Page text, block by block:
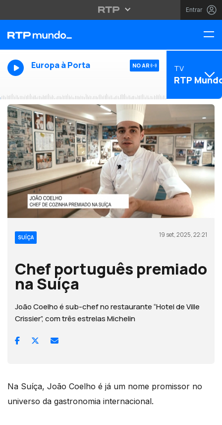
Entrar
Europa à Porta NO AR TV
RTP
SUÍÇA 19 set, 2025, 22:21
Chef português premiado
na Suíça
João Coelho é sub-chef no restaurante “Hotel de Ville
Crissier”, com três estrelas Michelin
Na Suíça, João Coelho é já um nome promissor no
universo da gastronomia internacional.